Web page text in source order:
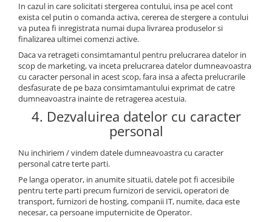
In cazul in care solicitati stergerea contului, insa pe acel cont
exista cel putin o comanda activa, cererea de stergere a contului
va putea fi inregistrata numai dupa livrarea produselor si
finalizarea ultimei comenzi active.
Daca va retrageti consimtamantul pentru prelucrarea datelor in
scop de marketing, va inceta prelucrarea datelor dumneavoastra
cu caracter personal in acest scop, fara insa a afecta prelucrarile
desfasurate de pe baza consimtamantului exprimat de catre
dumneavoastra inainte de retragerea acestuia.
4. Dezvaluirea datelor cu caracter
personal
Nu inchiriem / vindem datele dumneavoastra cu caracter
personal catre terte parti.
Pe langa operator, in anumite situatii, datele pot fi accesibile
pentru terte parti precum furnizori de servicii, operatori de
transport, furnizori de hosting, companii IT, numite, daca este
necesar, ca persoane imputernicite de Operator.